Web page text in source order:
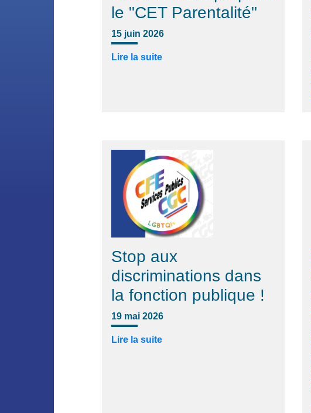
le "CET Parentalité"
15 juin 2026
Lire la suite
Stop aux
discriminations dans
la fonction publique !
19 mai 2026
Lire la suite